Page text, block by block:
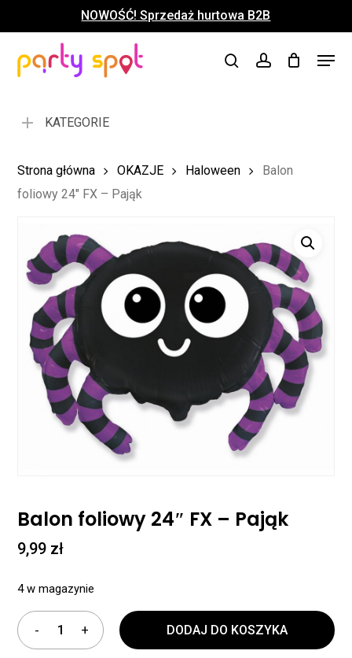
to
content
NOWOŚĆ! Sprzedaż hurtowa B2B
searchaccount
Menu
Koszyk Close
KATEGORIE
Strona główna OKAZJE Haloween
Balon
foliowy 24″ FX – Pająk
Balon foliowy 24″ FX – Pająk
9,99 zł
4 w magazynie
DODAJ DO KOSZYKA
Menu